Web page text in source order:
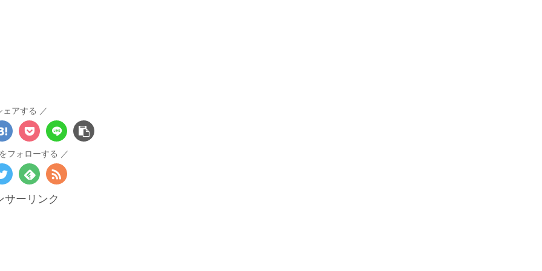
ェアする
フォローする
サーリンク